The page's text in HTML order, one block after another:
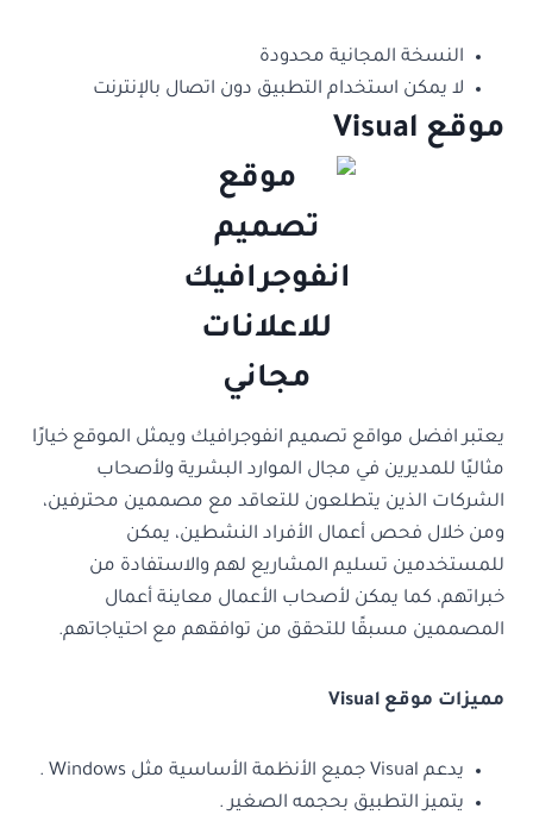
النسخة المجانية محدودة
لا يمكن استخدام التطبيق دون اتصال بالإنترنت
موقع Visual
يعتبر افضل مواقع تصميم انفوجرافيك ويمثل الموقع خيارًا
مثاليًا للمديرين في مجال الموارد البشرية ولأصحاب
الشركات الذين يتطلعون للتعاقد مع مصممين محترفين،
ومن خلال فحص أعمال الأفراد النشطين، يمكن
للمستخدمين تسليم المشاريع لهم والاستفادة من
خبراتهم، كما يمكن لأصحاب الأعمال معاينة أعمال
المصممين مسبقًا للتحقق من توافقهم مع احتياجاتهم.
مميزات موقع Visual
يدعم Visual جميع الأنظمة الأساسية مثل Windows .
يتميز التطبيق بحجمه الصغير .